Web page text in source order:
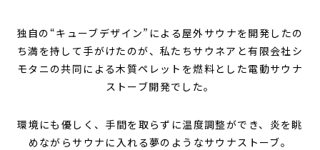
独自の“キューブデザイン”による屋外サウナを開発したの
ち満を持して手がけたのが、 私たちサウネアと有限会社シ
モタニの共同による木質ペレットを燃料とした電動サウナ
ストーブ開発でした。
環境にも優しく、手間を取らずに温度調整ができ、 炎を眺
めながらサウナに入れる夢のようなサウナストーブ。